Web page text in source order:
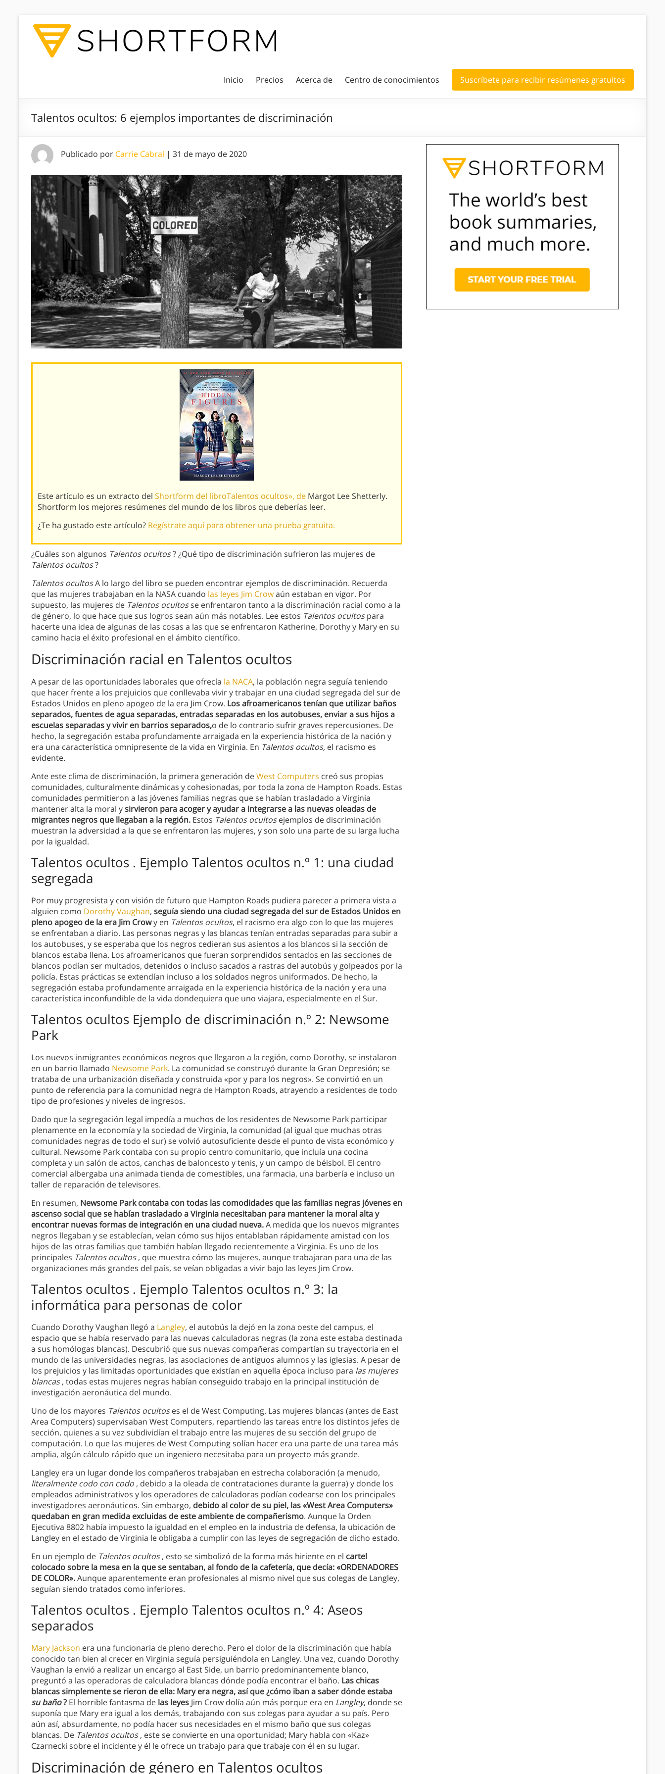
Inicio Precios Acerca de Centro de conocimientos Suscríbete para recibir resúmenes gratuitos
Talentos ocultos: 6 ejemplos importantes de discriminación
Publicado por Carrie Cabral | 31 de mayo de 2020
Este artículo es un extracto del Shortform del libroTalentos ocultos», de Margot Lee Shetterly.
Shortform los mejores resúmenes del mundo de los libros que deberías leer.
¿Te ha gustado este artículo? Regístrate aquí para obtener una prueba gratuita.
¿Cuáles son algunos Talentos ocultos? ¿Qué tipo de discriminación sufrieron las mujeres de
Talentos ocultos?
Talentos ocultosA lo largo del libro se pueden encontrar ejemplos de discriminación. Recuerda
que las mujeres trabajaban en la NASA cuando las leyes Jim Crowaún estaban en vigor. Por
supuesto, las mujeres de Talentos ocultosse enfrentaron tanto a la discriminación racial como a la
de género, lo que hace que sus logros sean aún más notables. Lee estos Talentos ocultospara
hacerte una idea de algunas de las cosas a las que se enfrentaron Katherine, Dorothy y Mary en su
camino hacia el éxito profesional en el ámbito científico.
Discriminación racial en Talentos ocultos
A pesar de las oportunidades laborales que ofrecía la NACA, la población negra seguía teniendo
que hacer frente a los prejuicios que conllevaba vivir y trabajar en una ciudad segregada del sur de
Estados Unidos en pleno apogeo de la era Jim Crow. Los afroamericanos tenían que utilizar baños
separados, fuentes de agua separadas, entradas separadas en los autobuses, enviar a sus hijos a
escuelas separadas y vivir en barrios separados,o de lo contrario sufrir graves repercusiones. De
hecho, la segregación estaba profundamente arraigada en la experiencia histórica de la nación y
era una característica omnipresente de la vida en Virginia. En Talentos ocultos, el racismo es
evidente.
Ante este clima de discriminación, la primera generación deWest Computers creó sus propias
comunidades, culturalmente dinámicas y cohesionadas, por toda la zona de Hampton Roads. Estas
comunidades permitieron a las jóvenes familias negras que se habían trasladado a Virginia
mantener alta la moral ysirvieron para acoger y ayudar a integrarse a las nuevas oleadas de
migrantes negros que llegaban a la región. Estos Talentos ocultosejemplos de discriminación
muestran la adversidad a la que se enfrentaron las mujeres, y son solo una parte de su larga lucha
por la igualdad.
Talentos ocultos . Ejemplo Talentos ocultos n.º 1: una ciudad
segregada
Por muy progresista y con visión de futuro que Hampton Roads pudiera parecer a primera vista a
alguien como Dorothy Vaughan, seguía siendo una ciudad segregada del sur de Estados Unidos en
pleno apogeo de la era Jim Crowy en Talentos ocultos, el racismo era algo con lo que las mujeres
se enfrentaban a diario. Las personas negras y las blancas tenían entradas separadas para subir a
los autobuses, y se esperaba que los negros cedieran sus asientos a los blancos si la sección de
blancos estaba llena. Los afroamericanos que fueran sorprendidos sentados en las secciones de
blancos podían ser multados, detenidos o incluso sacados a rastras del autobús y golpeados por la
policía. Estas prácticas se extendían incluso a los soldados negros uniformados. De hecho, la
segregación estaba profundamente arraigada en la experiencia histórica de la nación y era una
característica inconfundible de la vida dondequiera que uno viajara, especialmente en el Sur.
Talentos ocultos Ejemplo de discriminación n.º 2: Newsome
Park
Los nuevos inmigrantes económicos negros que llegaron a la región, como Dorothy, se instalaron
en un barrio llamado Newsome Park. La comunidad se construyó durante la Gran Depresión; se
trataba de una urbanización diseñada y construida «por y para los negros». Se convirtió en un
punto de referencia para la comunidad negra de Hampton Roads, atrayendo a residentes de todo
tipo de profesiones y niveles de ingresos.
Dado que la segregación legal impedía a muchos de los residentes de Newsome Park participar
plenamente en la economía y la sociedad de Virginia, la comunidad (al igual que muchas otras
comunidades negras de todo el sur) se volvió autosuficiente desde el punto de vista económico y
cultural. Newsome Park contaba con su propio centro comunitario, que incluía una cocina
completa y un salón de actos, canchas de baloncesto y tenis, y un campo de béisbol. El centro
comercial albergaba una animada tienda de comestibles, una farmacia, una barbería e incluso un
taller de reparación de televisores.
En resumen, Newsome Park contaba con todas las comodidades que las familias negras jóvenes en
ascenso social que se habían trasladado a Virginia necesitaban para mantener la moral alta y
encontrar nuevas formas de integración en una ciudad nueva.A medida que los nuevos migrantes
negros llegaban y se establecían, veían cómo sus hijos entablaban rápidamente amistad con los
hijos de las otras familias que también habían llegado recientemente a Virginia. Es uno de los
principales Talentos ocultos, que muestra cómo las mujeres, aunque trabajaran para una de las
organizaciones más grandes del país, se veían obligadas a vivir bajo las leyes Jim Crow.
Talentos ocultos . Ejemplo Talentos ocultos n.º 3: la
informática para personas de color
Cuando Dorothy Vaughan llegó a Langley, el autobús la dejó en la zona oeste del campus, el
espacio que se había reservado para las nuevas calculadoras negras (la zona este estaba destinada
a sus homólogas blancas). Descubrió que sus nuevas compañeras compartían su trayectoria en el
mundo de las universidades negras, las asociaciones de antiguos alumnos y las iglesias. A pesar de
los prejuicios y las limitadas oportunidades que existían en aquella época incluso para las mujeres
blancas, todas estas mujeres negras habían conseguido trabajo en la principal institución de
investigación aeronáutica del mundo.
Uno de los mayores Talentos ocultoses el de West Computing. Las mujeres blancas (antes de East
Area Computers) supervisaban West Computers, repartiendo las tareas entre los distintos jefes de
sección, quienes a su vez subdividían el trabajo entre las mujeres de su sección del grupo de
computación. Lo que las mujeres de West Computing solían hacer era una parte de una tarea más
amplia, algún cálculo rápido que un ingeniero necesitaba para un proyecto más grande.
Langley era un lugar donde los compañeros trabajaban en estrecha colaboración (a menudo,
literalmente codo con codo , debido a la oleada de contrataciones durante la guerra) y donde los
empleados administrativos y los operadores de calculadoras podían codearse con los principales
investigadores aeronáuticos. Sin embargo, debido al color de su piel, las «West Area Computers»
quedaban en gran medida excluidas de este ambiente de compañerismo. Aunque la Orden
Ejecutiva 8802 había impuesto la igualdad en el empleo en la industria de defensa, la ubicación de
Langley en el estado de Virginia le obligaba a cumplir con las leyes de segregación de dicho estado.
En un ejemplo de Talentos ocultos, esto se simbolizó de la forma más hiriente en el cartel
colocado sobre la mesa en la que se sentaban, al fondo de la cafetería, que decía: «ORDENADORES
DE COLOR».Aunque aparentemente eran profesionales al mismo nivel que sus colegas de Langley,
seguían siendo tratados como inferiores.
Talentos ocultos . Ejemplo Talentos ocultos n.º 4: Aseos
separados
Mary Jackson era una funcionaria de pleno derecho. Pero el dolor de la discriminación que había
conocido tan bien al crecer en Virginia seguía persiguiéndola en Langley. Una vez, cuando Dorothy
Vaughan la envió a realizar un encargo al East Side, un barrio predominantemente blanco,
preguntó a las operadoras de calculadora blancas dónde podía encontrar el baño. Las chicas
blancas simplemente se rieron de ella: Mary era negra, así que ¿cómo iban a saber dónde estaba
su baño? El horrible fantasma de las leyes Jim Crow dolía aún más porque era en Langley, donde se
suponía que Mary era igual a los demás, trabajando con sus colegas para ayudar a su país. Pero
aún así, absurdamente, no podía hacer sus necesidades en el mismo baño que sus colegas
blancas. De Talentos ocultos, este se convierte en una oportunidad; Mary habla con «Kaz»
Czarnecki sobre el incidente y él le ofrece un trabajo para que trabaje con él en su lugar.
Discriminación de género en Talentos ocultos